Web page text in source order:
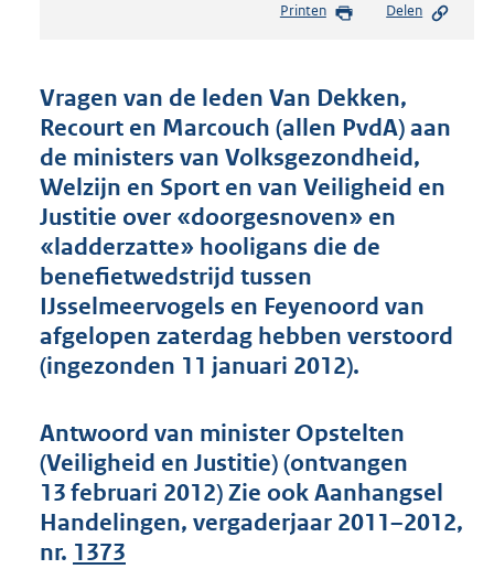
s
d
s
g
r
o
t
t
:
4
7
Printen Delen
Vragen van de leden Van Dekken,
Recourt en Marcouch (allen PvdA) aan
de ministers van Volksgezondheid,
Welzijn en Sport en van Veiligheid en
Justitie over «doorgesnoven» en
«ladderzatte» hooligans die de
benefietwedstrijd tussen
IJsselmeervogels en Feyenoord van
afgelopen zaterdag hebben verstoord
(ingezonden 11 januari 2012).
Antwoord van minister Opstelten
(Veiligheid en Justitie) (ontvangen
13 februari 2012) Zie ook Aanhangsel
Handelingen, vergaderjaar 2011–2012,
nr. 1373